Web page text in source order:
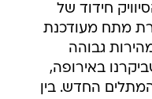
חידוד של
מתח מעודכנת
גבוהה
באירופה,
החדש. בין